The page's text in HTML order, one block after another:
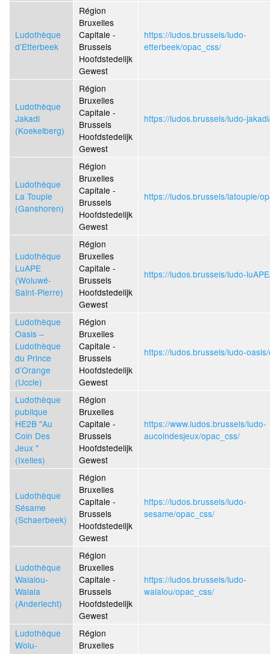
Ludothèque
d’Etterbeek
Région
Bruxelles
Capitale -
Brussels
Hoofdstedelijk
Gewest
https://ludos.brussels/ludo-
etterbeek/opac_css/
Ludothèque
Jakadi
(Koekelberg)
Région
Bruxelles
Capitale -
Brussels
Hoofdstedelijk
Gewest
https://ludos.brussels/ludo-
Ludothèque
La Toupie
(Ganshoren)
Région
Bruxelles
Capitale -
Brussels
Hoofdstedelijk
Gewest
https://ludos.brussels/latoupie/
Ludothèque
LuAPE
(Woluwé-
Saint-Pierre)
Région
Bruxelles
Capitale -
Brussels
Hoofdstedelijk
Gewest
https://ludos.brussels/ludo-
Ludothèque
Oasis –
Ludothèque
du Prince
d’Orange
(Uccle)
Région
Bruxelles
Capitale -
Brussels
Hoofdstedelijk
Gewest
https://ludos.brussels/ludo-
Ludothèque
publique
HE2B "Au
Coin Des
Jeux "
(Ixelles)
Région
Bruxelles
Capitale -
Brussels
Hoofdstedelijk
Gewest
https://www.ludos.brussels/ludo-
aucoindesjeux/opac_css/
Ludothèque
Sésame
(Schaerbeek)
Région
Bruxelles
Capitale -
Brussels
Hoofdstedelijk
Gewest
https://ludos.brussels/ludo-
sesame/opac_css/
Ludothèque
Walalou-
Walala
(Anderlecht)
Région
Bruxelles
Capitale -
Brussels
Hoofdstedelijk
Gewest
https://ludos.brussels/ludo-
walalou/opac_css/
Ludothèque
Wolu-
Région
Bruxelles